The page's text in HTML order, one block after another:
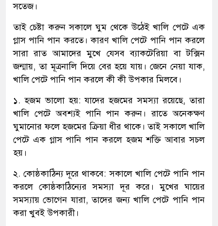
সতেজ।
তাই চেষ্টা করুন সকালে ঘুম থেকে উঠেই খালি পেটে এক
গ্লাস পানি পান করতে। কারণ খালি পেটে পানি পান করলে
সারা রাত আমাদের মুখে যেসব ব্যাকটেরিয়া বা টক্সিন
জন্মায়, তা মূত্রনালি দিয়ে বের হয়ে যায়। জেনে নেয়া যাক,
খালি পেটে পানি পান করলে কী কী উপকার মিলবে।
১. হজম ভালো হয়: যাদের হজমের সমস্যা রয়েছে, তারা
খালি পেটে অবশ্যই পানি পান করুন। রাতে অনেকক্ষণ
ঘুমানোর ফলে হজমের ক্রিয়া ধীর থাকে। তাই সকালে খালি
পেটে এক গ্লাস পানি পান করলে হজম শক্তি আবার সচল
হয়।
২. কোষ্ঠকাঠিন্য দূরে থাকবে: সকালে খালি পেটে পানি পান
করলে কোষ্ঠকাঠিন্যের সমস্যা দূর করে। মুখের ঘায়ের
সমস্যায় ভোগেন যারা, তাদের জন্য খালি পেটে পানি পান
করা খুবই উপকারী।